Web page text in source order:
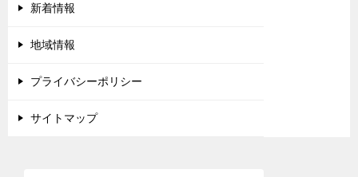
新着情報
地域情報
プライバシーポリシー
サイトマップ